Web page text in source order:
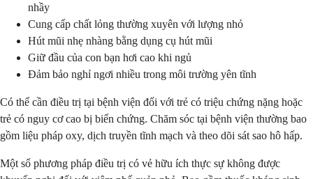
nhầy
Cung cấp chất lỏng thường xuyên với lượng nhỏ
Hút mũi nhẹ nhàng bằng dụng cụ hút mũi
Giữ đầu của con bạn hơi cao khi ngủ
Đảm bảo nghỉ ngơi nhiều trong môi trường yên tĩnh
Có thể cần điều trị tại bệnh viện đối với trẻ có triệu chứng nặng hoặc
trẻ có nguy cơ cao bị biến chứng. Chăm sóc tại bệnh viện thường bao
gồm liệu pháp oxy, dịch truyền tĩnh mạch và theo dõi sát sao hô hấp.
Một số phương pháp điều trị có vẻ hữu ích thực sự không được